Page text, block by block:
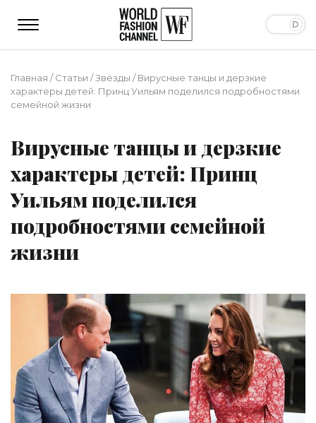
Главная /Статьи /Звёзды /Вирусные танцы и дерзкие
характеры детей: Принц Уильям поделился подробностями
семейной жизни
Вирусные танцы и дерзкие
характеры детей: Принц
Уильям поделился
подробностями семейной
жизни